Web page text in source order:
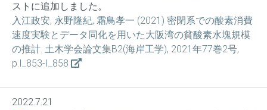
ストに追加しました。
入江政安, 永野隆紀, 霜鳥孝一 (2021) 密閉系での酸素消費
速度実験とデータ同化を用いた大阪湾の貧酸素水塊規模
の推計. 土木学会論文集B2(海岸工学), 2021年77巻2号,
p.I_853-I_858
2022.7.21